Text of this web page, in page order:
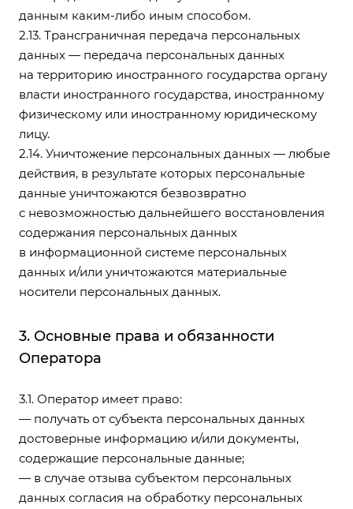
данным каким-либо иным способом.
2.13. Трансграничная передача персональных
данных — передача персональных данных
на территорию иностранного государства органу
власти иностранного государства, иностранному
физическому или иностранному юридическому
лицу.
2.14. Уничтожение персональных данных — любые
действия, в результате которых персональные
данные уничтожаются безвозвратно
с невозможностью дальнейшего восстановления
содержания персональных данных
в информационной системе персональных
данных и/или уничтожаются материальные
носители персональных данных.
3. Основные права и обязанности
Оператора
3.1. Оператор имеет право:
— получать от субъекта персональных данных
достоверные информацию и/или документы,
содержащие персональные данные;
— в случае отзыва субъектом персональных
данных согласия на обработку персональных